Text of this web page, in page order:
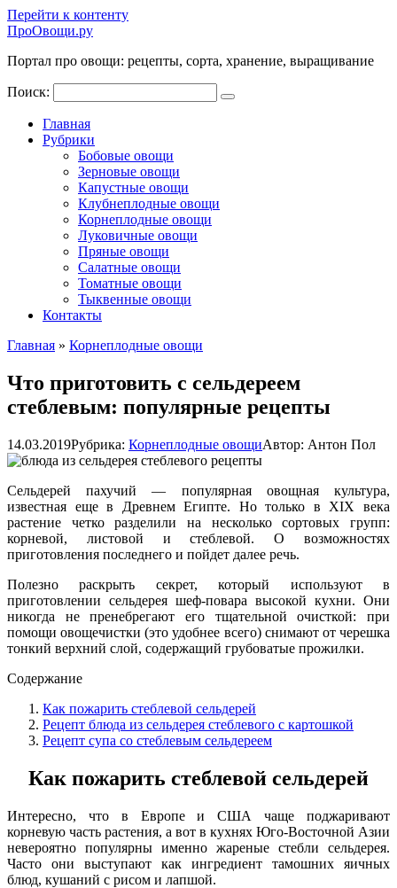
Перейти к контенту
ПроОвощи.ру
Портал про овощи: рецепты, сорта, хранение, выращивание
Поиск:
Главная
Рубрики
Бобовые овощи
Зерновые овощи
Капустные овощи
Клубнеплодные овощи
Корнеплодные овощи
Луковичные овощи
Пряные овощи
Салатные овощи
Томатные овощи
Тыквенные овощи
Контакты
Главная » Корнеплодные овощи
Что приготовить с сельдереем
стеблевым: популярные рецепты
14.03.2019Рубрика: Корнеплодные овощиАвтор: Антон Пол
Сельдерей пахучий — популярная овощная культура,
известная еще в Древнем Египте. Но только в XIX века
растение четко разделили на несколько сортовых групп:
корневой, листовой и стеблевой. О возможностях
приготовления последнего и пойдет далее речь.
Полезно раскрыть секрет, который используют в
приготовлении сельдерея шеф-повара высокой кухни. Они
никогда не пренебрегают его тщательной очисткой: при
помощи овощечистки (это удобнее всего) снимают от черешка
тонкий верхний слой, содержащий грубоватые прожилки.
Содержание
Как пожарить стеблевой сельдерей
Рецепт блюда из сельдерея стеблевого с картошкой
Рецепт супа со стеблевым сельдереем
Как пожарить стеблевой сельдерей
Интересно, что в Европе и США чаще поджаривают
корневую часть растения, а вот в кухнях Юго-Восточной Азии
невероятно популярны именно жареные стебли сельдерея.
Часто они выступают как ингредиент тамошних яичных
блюд, кушаний с рисом и лапшой.